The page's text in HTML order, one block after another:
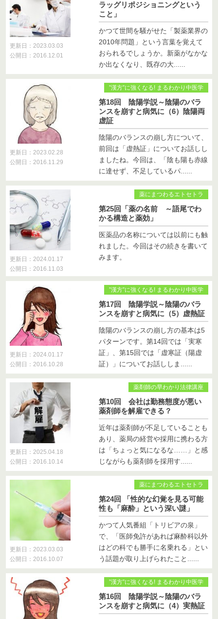
更新日：2023.03.03
公開日：2016.12.01
ラッグリポジショニングという
こと」
かつて世間を騒がせた「製薬業界の
2010年問題」という言葉を覚えて
おられるでしょうか。新薬がなかな
か出なくなり、既存の大......
更新日：2023.02.28
公開日：2016.11.29
”漢方”に強くなる! まるわかり中医学
第18回 陰陽学説～陰陽のバラ
ンスを崩すと病気に（6）陰陽両
虚証
陰陽のバランスの崩し方について、
前回は「虚熱証」についてお話しし
ましたね。今回は、「陰も陽も赤線
に達せず、不足しているパ......
更新日：2024.01.17
公開日：2016.11.03
薬にまつわるエトセトラ
第25回「薬の名前 ～語尾でわ
かる構造と薬効」
医薬品の名称については以前にも触
れました。今回はその続きを書いて
みます。
更新日：2024.01.17
公開日：2016.10.28
”漢方”に強くなる! まるわかり中医学
第17回 陰陽学説～陰陽のバラ
ンスを崩すと病気に（5）虚熱証
陰陽のバランスの崩し方の基本は5
パターンです。第14回では「実寒
証」、第15回では「虚寒証（陽虚
証）」についてお話ししま......
更新日：2025.04.18
公開日：2016.10.14
薬剤師の早わかり法律講座
第10回 会社は勤務態度が悪い
薬剤師を解雇できる？
近年は薬剤師が不足していることも
あり、薬局の経営や採用に携わる方
は「ちょっと気になるな……」と感
じながらも薬剤師を採用す......
更新日：2023.03.03
公開日：2016.10.07
薬にまつわるエトセトラ
第24回 「性的な幻覚を見る可能
性も「麻酔」という深い謎」
かつて人気番組「トリビアの泉」
で、「医師免許があれば麻酔科以外
はどの科でも勝手に名乗れる」とい
う話題が取り上げられたこと......
”漢方”に強くなる! まるわかり中医学
第16回 陰陽学説～陰陽のバラ
ンスを崩すと病気に（4）実熱証